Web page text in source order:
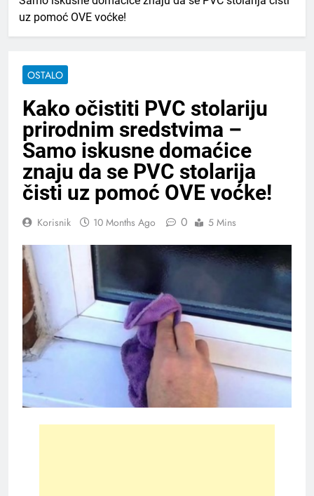
uz pomoć OVE voćke!
OSTALO
Kako očistiti PVC stolariju
prirodnim sredstvima –
Samo iskusne domaćice
znaju da se PVC stolarija
čisti uz pomoć OVE voćke!
Korisnik 10 Months Ago 0 5 Mins